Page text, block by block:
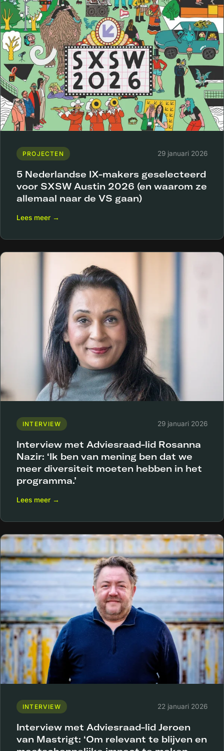
PROJECTEN 29 januari 2026
5 Nederlandse IX-makers geselecteerd
voor SXSW Austin 2026 (en waarom ze
allemaal naar de VS gaan)
Lees meer →
INTERVIEW 29 januari 2026
Interview met Adviesraad-lid Rosanna
Nazir: ‘Ik ben van mening ben dat we
meer diversiteit moeten hebben in het
programma.’
Lees meer →
INTERVIEW 22 januari 2026
Interview met Adviesraad-lid Jeroen
van Mastrigt: ‘Om relevant te blijven en